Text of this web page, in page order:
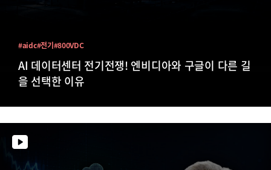
AI 데이터센터 전기전쟁! 엔비디아와 구글이 다른 길
을 선택한 이유
#aidc#전기#800VDC